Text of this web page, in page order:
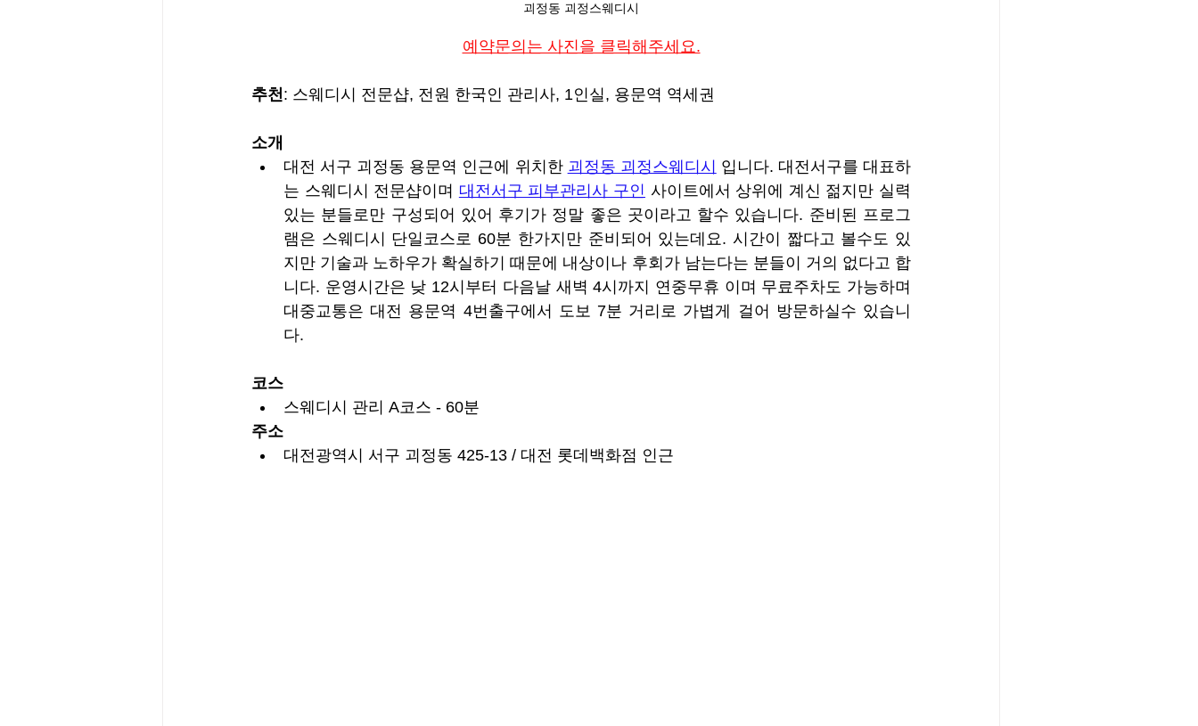
괴정동 괴정스웨디시
예약문의는 사진을 클릭해주세요.
추천: 스웨디시 전문샵, 전원 한국인 관리사, 1인실, 용문역 역세권
소개
대전 서구 괴정동 용문역 인근에 위치한 괴정동 괴정스웨디시
입니다. 대전서구를 대표하
는 스웨디시 전문샵이며 대전서구 피부관리사 구인 사이트에서 상위에 계신 젊지만 실력
있는 분들로만 구성되어 있어 후기가 정말 좋은 곳이라고 할수 있습니다. 준비된 프로그
램은 스웨디시 단일코스로 60분 한가지만 준비되어 있는데요. 시간이 짧다고 볼수도 있
지만 기술과 노하우가 확실하기 때문에 내상이나 후회가 남는다는 분들이 거의 없다고 합
니다. 운영시간은 낮 12시부터 다음날 새벽 4시까지 연중무휴 이며 무료주차도 가능하며
대중교통은 대전 용문역 4번출구에서 도보 7분 거리로 가볍게 걸어 방문하실수 있습니
다.
코스
스웨디시 관리 A코스 - 60분
주소
대전광역시 서구 괴정동 425-13 / 대전 롯데백화점 인근